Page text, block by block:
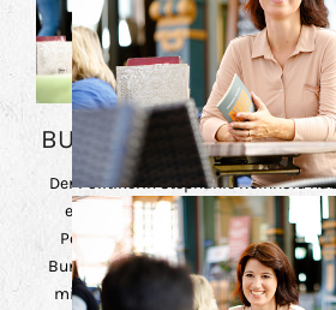
Der Politikerin Stephanie Reinhold
empfohlen, denn so konnte ich
Politikerin fotografieren. Eine
Bundestagskandidatin. Bei der
mir die Bewegung der Bilder und die